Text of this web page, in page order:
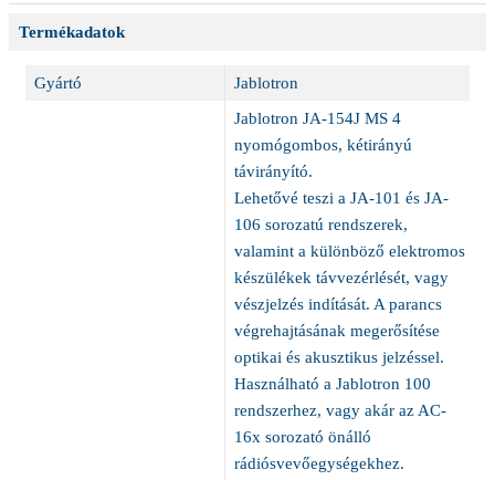
Termékadatok
Gyártó Jablotron
Jablotron JA-154J MS 4
nyomógombos, kétirányú
távirányító.
Lehetővé teszi a JA-101 és JA-
106 sorozatú rendszerek,
valamint a különböző elektromos
készülékek távvezérlését, vagy
vészjelzés indítását. A parancs
végrehajtásának megerősítése
optikai és akusztikus jelzéssel.
Használható a Jablotron 100
rendszerhez, vagy akár az AC-
16x sorozató önálló
rádiósvevőegységekhez.